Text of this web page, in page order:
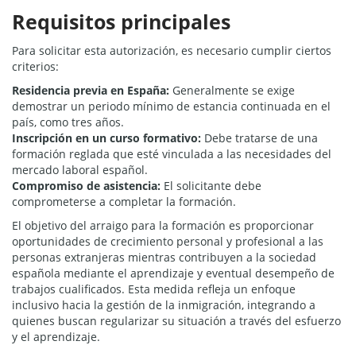
Requisitos principales
Para solicitar esta autorización, es necesario cumplir ciertos
criterios:
Residencia previa en España: Generalmente se exige
demostrar un periodo mínimo de estancia continuada en el
país, como tres años.
Inscripción en un curso formativo: Debe tratarse de una
formación reglada que esté vinculada a las necesidades del
mercado laboral español.
Compromiso de asistencia: El solicitante debe
comprometerse a completar la formación.
El objetivo del arraigo para la formación es proporcionar
oportunidades de crecimiento personal y profesional a las
personas extranjeras mientras contribuyen a la sociedad
española mediante el aprendizaje y eventual desempeño de
trabajos cualificados. Esta medida refleja un enfoque
inclusivo hacia la gestión de la inmigración, integrando a
quienes buscan regularizar su situación a través del esfuerzo
y el aprendizaje.